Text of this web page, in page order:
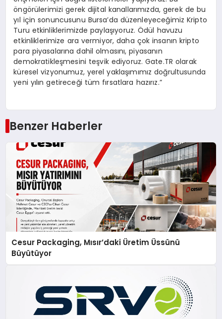
öngörülerimizi gerek dijital kanallarımızda, gerek de bu
yıl için sonuncusunu Bursa’da düzenleyeceğimiz Kripto
Turu etkinliklerimizde paylaşıyoruz. Ödül havuzu
etkinliklerimize ara vermiyor, daha çok insanın kripto
para piyasalarına dahil olmasını, piyasanın
demokratikleşmesini teşvik ediyoruz. Gate.TR olarak
küresel vizyonumuz, yerel yaklaşımımız doğrultusunda
yeni yılın getireceği tüm fırsatlara hazırız.”
Benzer Haberler
Cesur Packaging, Mısır’daki Üretim Üssünü
Büyütüyor